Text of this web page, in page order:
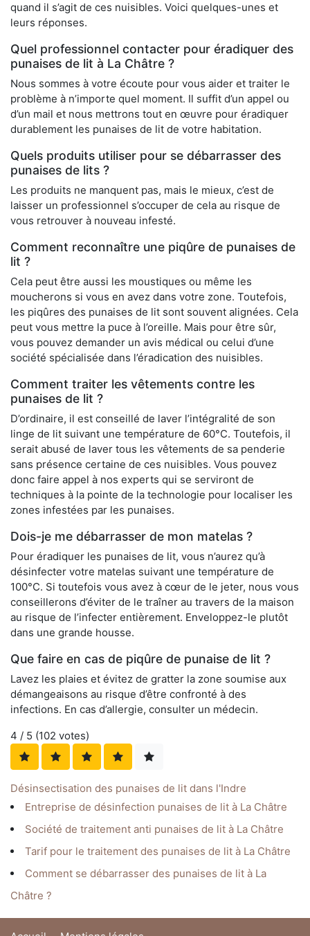
quand il s’agit de ces nuisibles. Voici quelques-unes et
leurs réponses.
Quel professionnel contacter pour éradiquer des
punaises de lit à La Châtre ?
Nous sommes à votre écoute pour vous aider et traiter le
problème à n’importe quel moment. Il suffit d’un appel ou
d’un mail et nous mettrons tout en œuvre pour éradiquer
durablement les punaises de lit de votre habitation.
Quels produits utiliser pour se débarrasser des
punaises de lits ?
Les produits ne manquent pas, mais le mieux, c’est de
laisser un professionnel s’occuper de cela au risque de
vous retrouver à nouveau infesté.
Comment reconnaître une piqûre de punaises de
lit ?
Cela peut être aussi les moustiques ou même les
moucherons si vous en avez dans votre zone. Toutefois,
les piqûres des punaises de lit sont souvent alignées. Cela
peut vous mettre la puce à l’oreille. Mais pour être sûr,
vous pouvez demander un avis médical ou celui d’une
société spécialisée dans l’éradication des nuisibles.
Comment traiter les vêtements contre les
punaises de lit ?
D’ordinaire, il est conseillé de laver l’intégralité de son
linge de lit suivant une température de 60°C. Toutefois, il
serait abusé de laver tous les vêtements de sa penderie
sans présence certaine de ces nuisibles. Vous pouvez
donc faire appel à nos experts qui se serviront de
techniques à la pointe de la technologie pour localiser les
zones infestées par les punaises.
Dois-je me débarrasser de mon matelas ?
Pour éradiquer les punaises de lit, vous n’aurez qu’à
désinfecter votre matelas suivant une température de
100°C. Si toutefois vous avez à cœur de le jeter, nous vous
conseillerons d’éviter de le traîner au travers de la maison
au risque de l’infecter entièrement. Enveloppez-le plutôt
dans une grande housse.
Que faire en cas de piqûre de punaise de lit ?
Lavez les plaies et évitez de gratter la zone soumise aux
démangeaisons au risque d’être confronté à des
infections. En cas d’allergie, consulter un médecin.
4 / 5 (102 votes)
Désinsectisation des punaises de lit dans l'Indre
Entreprise de désinfection punaises de lit à La Châtre
Société de traitement anti punaises de lit à La Châtre
Tarif pour le traitement des punaises de lit à La Châtre
Comment se débarrasser des punaises de lit à La
Châtre ?